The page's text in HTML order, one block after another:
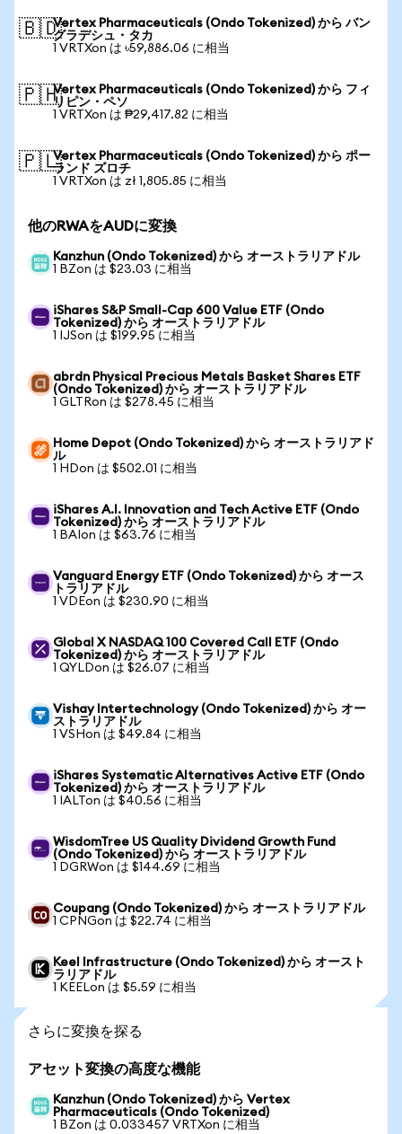
🇧🇩Vertex Pharmaceuticals (Ondo Tokenized) から バン
グラデシュ・タカ
1 VRTXon は ৳59,886.06 に相当
🇵🇭Vertex Pharmaceuticals (Ondo Tokenized) から フィ
リピン・ペソ
1 VRTXon は ₱29,417.82 に相当
🇵🇱Vertex Pharmaceuticals (Ondo Tokenized) から ポー
ランド ズロチ
1 VRTXon は zł 1,805.85 に相当
他のRWAをAUDに変換
Kanzhun (Ondo Tokenized) から オーストラリアドル
1 BZon は $23.03 に相当
iShares S&P Small-Cap 600 Value ETF (Ondo
Tokenized) から オーストラリアドル
1 IJSon は $199.95 に相当
abrdn Physical Precious Metals Basket Shares ETF
(Ondo Tokenized) から オーストラリアドル
1 GLTRon は $278.45 に相当
Home Depot (Ondo Tokenized) から オーストラリアド
ル
1 HDon は $502.01 に相当
iShares A.I. Innovation and Tech Active ETF (Ondo
Tokenized) から オーストラリアドル
1 BAIon は $63.76 に相当
Vanguard Energy ETF (Ondo Tokenized) から オース
トラリアドル
1 VDEon は $230.90 に相当
Global X NASDAQ 100 Covered Call ETF (Ondo
Tokenized) から オーストラリアドル
1 QYLDon は $26.07 に相当
Vishay Intertechnology (Ondo Tokenized) から オー
ストラリアドル
1 VSHon は $49.84 に相当
iShares Systematic Alternatives Active ETF (Ondo
Tokenized) から オーストラリアドル
1 IALTon は $40.56 に相当
WisdomTree US Quality Dividend Growth Fund
(Ondo Tokenized) から オーストラリアドル
1 DGRWon は $144.69 に相当
Coupang (Ondo Tokenized) から オーストラリアドル
1 CPNGon は $22.74 に相当
Keel Infrastructure (Ondo Tokenized) から オースト
ラリアドル
1 KEELon は $5.59 に相当
さらに変換を探る
アセット変換の高度な機能
Kanzhun (Ondo Tokenized) から Vertex
Pharmaceuticals (Ondo Tokenized)
1 BZon は 0.033457 VRTXon に相当